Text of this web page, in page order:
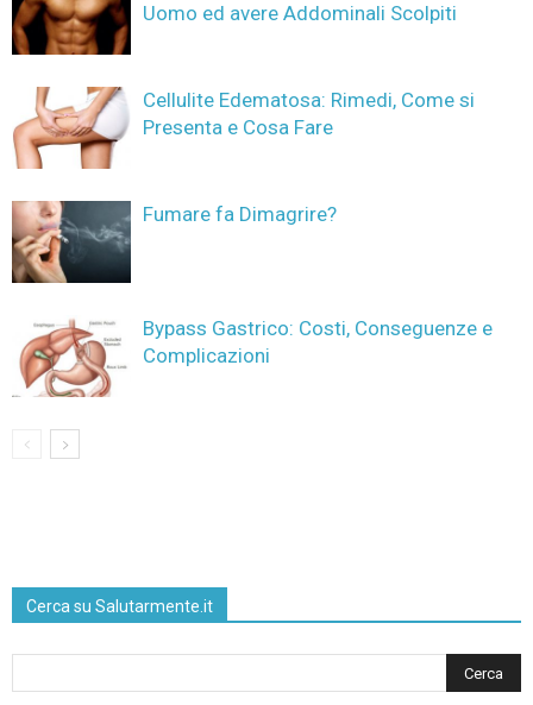
Uomo ed avere Addominali Scolpiti
Cellulite Edematosa: Rimedi, Come si
Presenta e Cosa Fare
Fumare fa Dimagrire?
Bypass Gastrico: Costi, Conseguenze e
Complicazioni
Cerca su Salutarmente.it